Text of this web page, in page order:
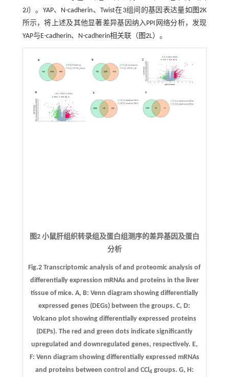
2J）。YAP、N-cadherin、Twist在3组间的基因表达量如 图2K
所示，将上述及其他显著差异基因纳入PPI网络分析，发现
YAP与E-cadherin、N-cadherin相关联（ 图2L）。
图2 小鼠肝组织转录组及蛋白组测序的差异基因及蛋白
分析
Fig.2 Transcriptomic analysis of and proteomic analysis of
differentially expression mRNAs and proteins in the liver
tissue of mice. A, B: Venn diagram showing differentially
expressed genes (DEGs) between the groups.C,D:
Volcano plot showing differentially expressed proteins
(DEPs). The red and green dots indicate significantly
upregulated and downregulated genes, respectively. E,
F: Venn diagram showing differentially expressed mRNAs
and proteins between control and CCl4groups. G, H: